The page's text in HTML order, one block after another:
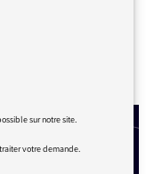
sur notre site.
votre demande.